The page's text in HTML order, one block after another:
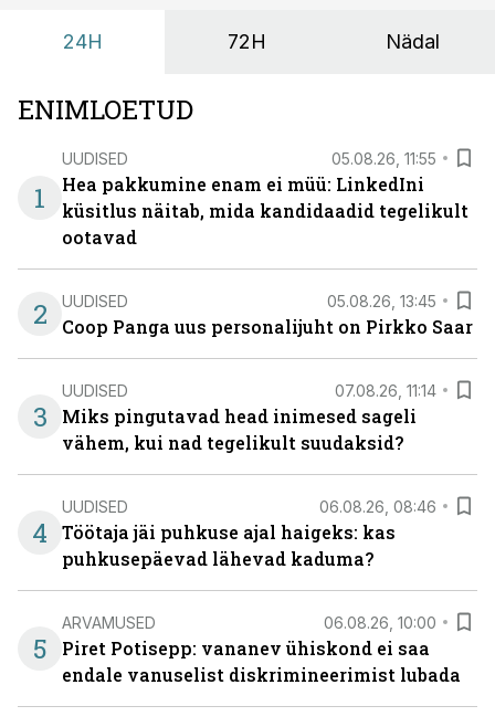
24H 72H Nädal
ENIMLOETUD
1
UUDISED 05.08.26, 11:55
Hea pakkumine enam ei müü: LinkedIni
küsitlus näitab, mida kandidaadid tegelikult
ootavad
2 UUDISED 05.08.26, 13:45
Coop Panga uus personalijuht on Pirkko Saar
3
UUDISED 07.08.26, 11:14
Miks pingutavad head inimesed sageli
vähem, kui nad tegelikult suudaksid?
4
UUDISED 06.08.26, 08:46
Töötaja jäi puhkuse ajal haigeks: kas
puhkusepäevad lähevad kaduma?
5
ARVAMUSED 06.08.26, 10:00
Piret Potisepp: vananev ühiskond ei saa
endale vanuselist diskrimineerimist lubada